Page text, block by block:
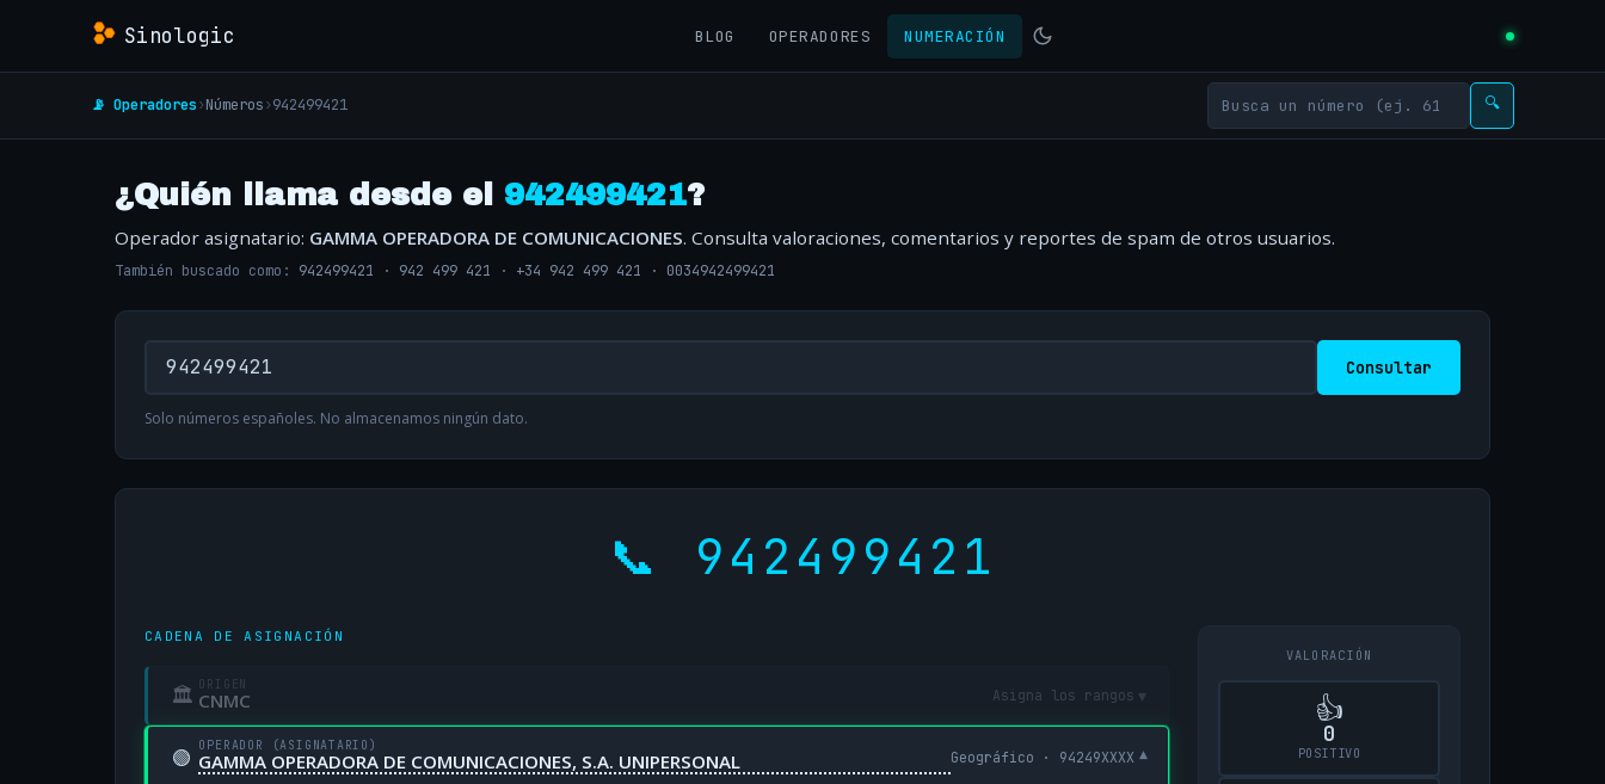
Sinologic BLOG OPERADORES NUMERACIÓN
📡 Operadores›Números›942499421 🔍
¿Quién llama desde el 942499421?
Operador asignatario: GAMMA OPERADORA DE COMUNICACIONES. Consulta valoraciones, comentarios y reportes de spam de otros usuarios.
También buscado como: 942499421 · 942 499 421 · +34 942 499 421 · 0034942499421
Consultar
Solo números españoles. No almacenamos ningún dato.
📞 942499421
CADENA DE ASIGNACIÓN
🏛 ORIGEN
CNMC Asigna los rangos ▾
🟢 OPERADOR (ASIGNATARIO)
GAMMA OPERADORA DE COMUNICACIONES, S.A. UNIPERSONAL Geográfico · 94249XXXX ▾
VALORACIÓN
👍
0
POSITIVO